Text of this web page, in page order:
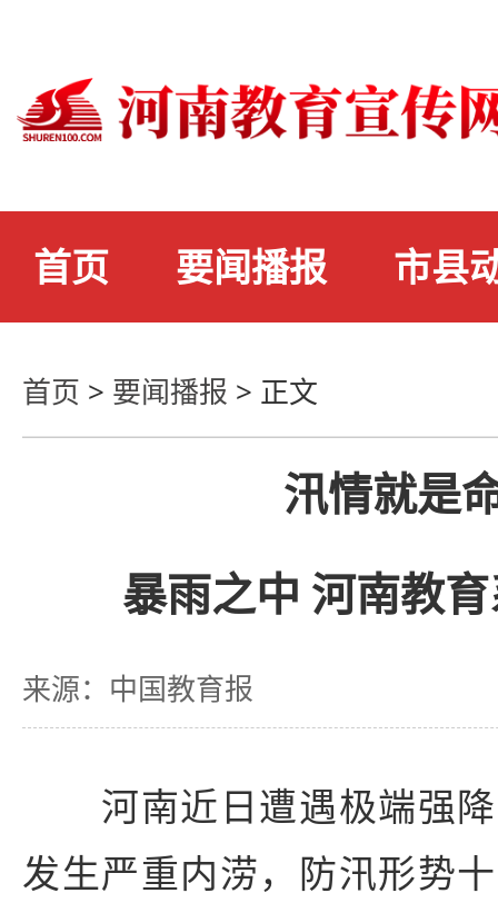
首页 要闻播报 市县
首页 > 要闻播报 > 正文
汛情就是
暴雨之中 河南教
来源：中国教育报
河南近日遭遇极端强降
发生严重内涝，防汛形势